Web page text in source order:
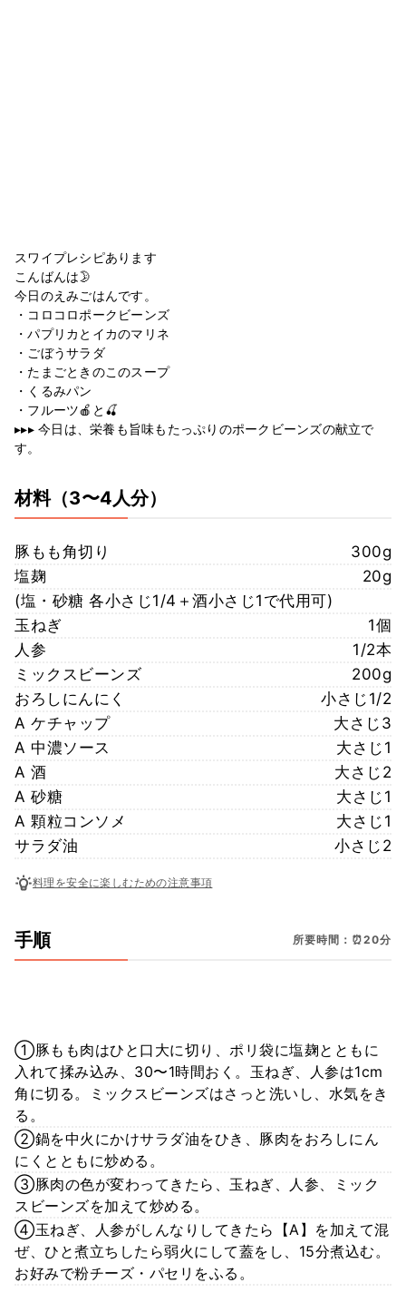
スワイプレシピあります
こんばんは🌛
今日のえみごはんです。
・コロコロポークビーンズ
・パプリカとイカのマリネ
・ごぼうサラダ
・たまごときのこのスープ
・くるみパン
・フルーツ🍎と🍒
▸▸▸ 今日は、栄養も旨味もたっぷりのポークビーンズの献立で
す。
材料（3〜4人分）
豚もも角切り
300g
塩麹
20g
(塩・砂糖 各小さじ1/4＋酒小さじ1で代用可)
玉ねぎ
1個
人参
1/2本
ミックスビーンズ
200g
おろしにんにく
小さじ1/2
A ケチャップ
大さじ3
A 中濃ソース
大さじ1
A 酒
大さじ2
A 砂糖
大さじ1
A 顆粒コンソメ
大さじ1
サラダ油
小さじ2
料理を安全に楽しむための注意事項
手順 所要時間：⏰20分
①豚もも肉はひと口大に切り、ポリ袋に塩麹とともに
入れて揉み込み、30〜1時間おく。玉ねぎ、人参は1cm
角に切る。ミックスビーンズはさっと洗いし、水気をき
る。
②鍋を中火にかけサラダ油をひき、豚肉をおろしにん
にくとともに炒める。
③豚肉の色が変わってきたら、玉ねぎ、人参、ミック
スビーンズを加えて炒める。
④玉ねぎ、人参がしんなりしてきたら【A】を加えて混
ぜ、ひと煮立ちしたら弱火にして蓋をし、15分煮込む。
お好みで粉チーズ・パセリをふる。